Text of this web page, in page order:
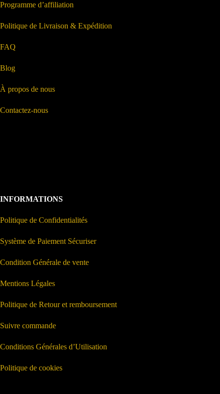
Programme d’affiliation
Politique de Livraison & Expédition
FAQ
Blog
À propos de nous
Contactez-nous
INFORMATIONS
Politique de Confidentialités
Système de Paiement Sécuriser
Condition Générale de vente
Mentions Légales
Politique de Retour et remboursement
Suivre commande
Conditions Générales d’Utilisation
Politique de cookies